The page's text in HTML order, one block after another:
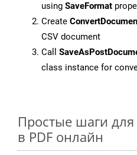
using SaveFormat
Create
CSV document
Call
class instance for
Простые шаги для
в PDF онлайн